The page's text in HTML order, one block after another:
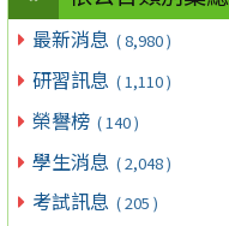
最新消息 ( 8,980 )
研習訊息 ( 1,110 )
榮譽榜 ( 140 )
學生消息 ( 2,048 )
考試訊息 ( 205 )